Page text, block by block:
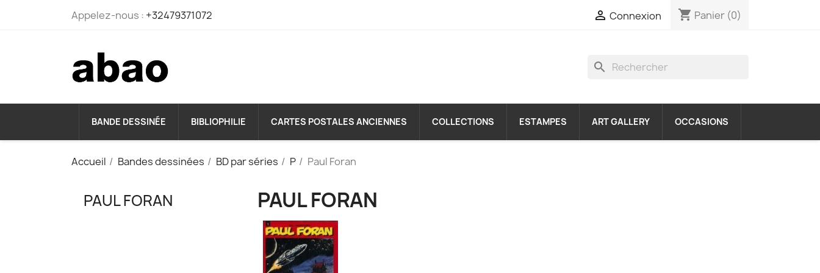
Appelez-nous : +32479371072  Connexion shopping_cart Panier (0)
search
BANDE DESSINÉE BIBLIOPHILIE CARTES POSTALES ANCIENNES COLLECTIONS ESTAMPES ART GALLERY OCCASIONS
Accueil Bandes dessinées BD par séries P Paul Foran
PAUL FORAN PAUL FORAN